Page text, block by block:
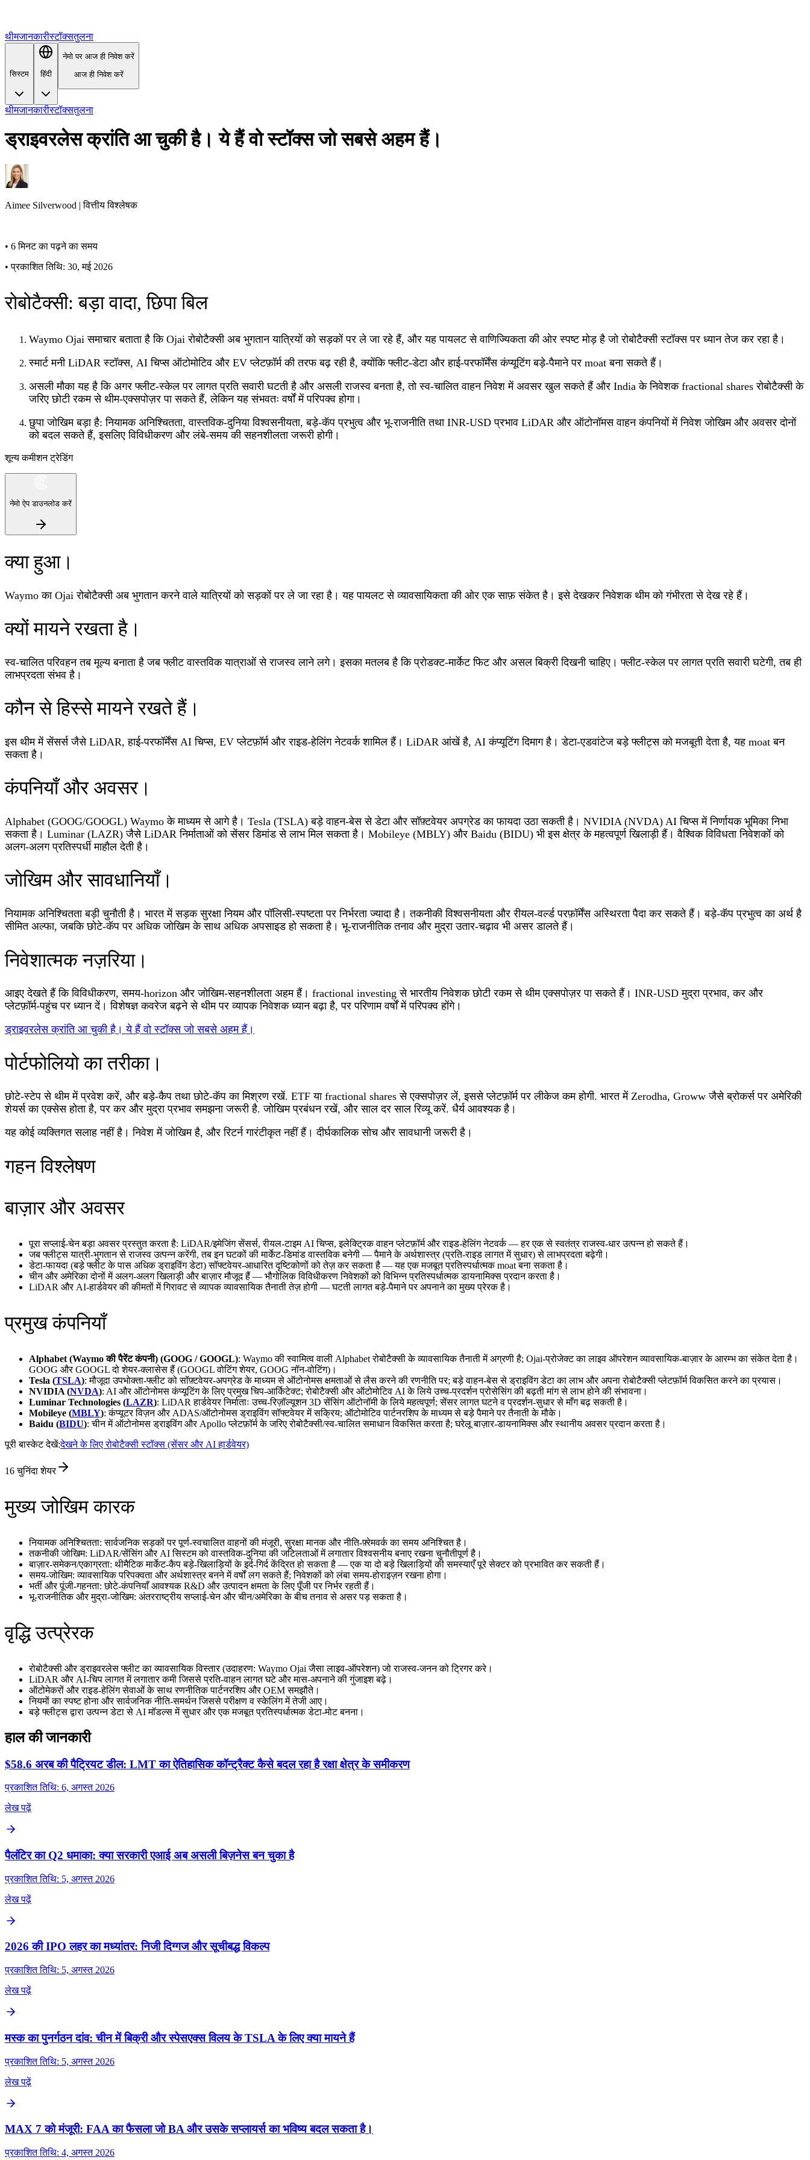
थीमजानकारीस्टॉक्सतुलना
सिस्टम हिंदी
नेमो पर आज ही निवेश करें
आज ही निवेश करें
थीमजानकारीस्टॉक्सतुलना
ड्राइवरलेस क्रांति आ चुकी है। ये हैं वो स्टॉक्स जो सबसे अहम हैं।
Aimee Silverwood |वित्तीय विश्लेषक
• 6 मिनट का पढ़ने का समय
• प्रकाशित तिथि: 30, मई 2026
रोबोटैक्सी: बड़ा वादा, छिपा बिल
Waymo Ojai समाचार बताता है कि Ojai रोबोटैक्सी अब भुगतान यात्रियों को सड़कों पर ले जा रहे हैं, और यह पायलट से वाणिज्यिकता की ओर स्पष्ट मोड़ है जो रोबोटैक्सी स्टॉक्स पर ध्यान तेज कर रहा है।
स्मार्ट मनी LiDAR स्टॉक्स, AI चिप्स ऑटोमोटिव और EV प्लेटफ़ॉर्म की तरफ बढ़ रही है, क्योंकि फ्लीट‑डेटा और हाई‑परफॉर्मेंस कंप्यूटिंग बड़े‑पैमाने पर moat बना सकते हैं।
असली मौका यह है कि अगर फ्लीट‑स्केल पर लागत प्रति सवारी घटती है और असली राजस्व बनता है, तो स्व‑चालित वाहन निवेश में अवसर खुल सकते हैं और India के निवेशक fractional shares रोबोटैक्सी के
जरिए छोटी रकम से थीम‑एक्सपोज़र पा सकते हैं, लेकिन यह संभवतः वर्षों में परिपक्व होगा।
छुपा जोखिम बड़ा है: नियामक अनिश्चितता, वास्तविक‑दुनिया विश्वसनीयता, बड़े‑कॅप प्रभुत्व और भू‑राजनीति तथा INR‑USD प्रभाव LiDAR और ऑटोनॉमस वाहन कंपनियों में निवेश जोखिम और अवसर दोनों
को बदल सकते हैं, इसलिए विविधीकरण और लंबे‑समय की सहनशीलता जरूरी होगी।
शून्य कमीशन ट्रेडिंग
नेमो ऐप डाउनलोड करें
क्या हुआ।
Waymo का Ojai रोबोटैक्सी अब भुगतान करने वाले यात्रियों को सड़कों पर ले जा रहा है। यह पायलट से व्यावसायिकता की ओर एक साफ़ संकेत है। इसे देखकर निवेशक थीम को गंभीरता से देख रहे हैं।
क्यों मायने रखता है।
स्व‑चालित परिवहन तब मूल्य बनाता है जब फ्लीट वास्तविक यात्राओं से राजस्व लाने लगे। इसका मतलब है कि प्रोडक्ट‑मार्केट फिट और असल बिक्री दिखनी चाहिए। फ्लीट‑स्केल पर लागत प्रति सवारी घटेगी, तब ही
लाभप्रदता संभव है।
कौन से हिस्से मायने रखते हैं।
इस थीम में सेंसर्स जैसे LiDAR, हाई‑परफॉर्मेंस AI चिप्स, EV प्लेटफ़ॉर्म और राइड‑हेलिंग नेटवर्क शामिल हैं। LiDAR आंखें है, AI कंप्यूटिंग दिमाग है। डेटा‑एडवांटेज बड़े फ्लीट्स को मजबूती देता है, यह moat बन
सकता है।
कंपनियाँ और अवसर।
Alphabet (GOOG/GOOGL) Waymo के माध्यम से आगे है। Tesla (TSLA) बड़े वाहन‑बेस से डेटा और सॉफ़्टवेयर अपग्रेड का फायदा उठा सकती है। NVIDIA (NVDA) AI चिप्स में निर्णायक भूमिका निभा
सकता है। Luminar (LAZR) जैसे LiDAR निर्माताओं को सेंसर डिमांड से लाभ मिल सकता है। Mobileye (MBLY) और Baidu (BIDU) भी इस क्षेत्र के महत्वपूर्ण खिलाड़ी हैं। वैश्विक विविधता निवेशकों को
अलग‑अलग प्रतिस्पर्धी माहौल देती है।
जोखिम और सावधानियाँ।
नियामक अनिश्चितता बड़ी चुनौती है। भारत में सड़क सुरक्षा नियम और पॉलिसी‑स्पष्टता पर निर्भरता ज्यादा है। तकनीकी विश्वसनीयता और रीयल‑वर्ल्ड परफ़ॉर्मेंस अस्थिरता पैदा कर सकते हैं। बड़े‑कॅप प्रभुत्व का अर्थ है
सीमित अल्फा, जबकि छोटे‑कॅप पर अधिक जोखिम के साथ अधिक अपसाइड हो सकता है। भू‑राजनीतिक तनाव और मुद्रा उतार‑चढ़ाव भी असर डालते हैं।
निवेशात्मक नज़रिया।
आइए देखते हैं कि विविधीकरण, समय‑horizon और जोखिम‑सहनशीलता अहम हैं। fractional investing से भारतीय निवेशक छोटी रकम से थीम एक्सपोज़र पा सकते हैं। INR‑USD मुद्रा प्रभाव, कर और
प्लेटफ़ॉर्म‑पहुंच पर ध्यान दें। विशेषज्ञ कवरेज बढ़ने से थीम पर व्यापक निवेशक ध्यान बढ़ा है, पर परिणाम वर्षों में परिपक्व होंगे।
ड्राइवरलेस क्रांति आ चुकी है। ये हैं वो स्टॉक्स जो सबसे अहम हैं।
पोर्टफोलियो का तरीका।
छोटे‑स्टेप से थीम में प्रवेश करें, और बड़े‑कैप तथा छोटे‑कॅप का मिश्रण रखें. ETF या fractional shares से एक्सपोज़र लें, इससे प्लेटफ़ॉर्म पर लीकेज कम होगी. भारत में Zerodha, Groww जैसे ब्रोकर्स पर अमेरिकी
शेयर्स का एक्सेस होता है, पर कर और मुद्रा प्रभाव समझना जरूरी है. जोखिम प्रबंधन रखें, और साल दर साल रिव्यू करें. धैर्य आवश्यक है।
यह कोई व्यक्तिगत सलाह नहीं है। निवेश में जोखिम है, और रिटर्न गारंटीकृत नहीं हैं। दीर्घकालिक सोच और सावधानी जरूरी है।
गहन विश्लेषण
बाज़ार और अवसर
पूरा सप्लाई‑चेन बड़ा अवसर प्रस्तुत करता है: LiDAR/इमेजिंग सेंसर्स, रीयल‑टाइम AI चिप्स, इलेक्ट्रिक वाहन प्लेटफ़ॉर्म और राइड‑हेलिंग नेटवर्क — हर एक से स्वतंत्र राजस्व‑धार उत्पन्न हो सकते हैं।
जब फ्लीट्स यात्री‑भुगतान से राजस्व उत्पन्न करेंगी, तब इन घटकों की मार्केट‑डिमांड वास्तविक बनेगी — पैमाने के अर्थशास्त्र (प्रति‑राइड लागत में सुधार) से लाभप्रदता बढ़ेगी।
डेटा‑फायदा (बड़े फ्लीट के पास अधिक ड्राइविंग डेटा) सॉफ्टवेयर‑आधारित दृष्टिकोणों को तेज़ कर सकता है — यह एक मजबूत प्रतिस्पर्धात्मक moat बना सकता है।
चीन और अमेरिका दोनों में अलग‑अलग खिलाड़ी और बाज़ार मौजूद हैं — भौगोलिक विविधीकरण निवेशकों को विभिन्न प्रतिस्पर्धात्मक डायनामिक्स प्रदान करता है।
LiDAR और AI‑हार्डवेयर की कीमतों में गिरावट से व्यापक व्यावसायिक तैनाती तेज़ होगी — घटती लागत बड़े‑पैमाने पर अपनाने का मुख्य प्रेरक है।
प्रमुख कंपनियाँ
Alphabet (Waymo की पैरेंट कंपनी) (GOOG / GOOGL): Waymo की स्वामित्व वाली Alphabet रोबोटैक्सी के व्यावसायिक तैनाती में अग्रणी है; Ojai‑प्रोजेक्ट का लाइव ऑपरेशन व्यावसायिक‑बाज़ार के आरम्भ का संकेत देता है।
GOOG और GOOGL दो शेयर‑क्लासेस हैं (GOOGL वोटिंग शेयर, GOOG नॉन‑वोटिंग)।
Tesla (TSLA): मौजूदा उपभोक्ता‑फ्लीट को सॉफ़्टवेयर‑अपग्रेड के माध्यम से ऑटोनोमस क्षमताओं से लैस करने की रणनीति पर; बड़े वाहन‑बेस से ड्राइविंग डेटा का लाभ और अपना रोबोटैक्सी प्लेटफ़ॉर्म विकसित करने का प्रयास।
NVIDIA (NVDA): AI और ऑटोनोमस कंप्यूटिंग के लिए प्रमुख चिप‑आर्किटेक्ट; रोबोटैक्सी और ऑटोमोटिव AI के लिये उच्च‑प्रदर्शन प्रोसेसिंग की बढ़ती मांग से लाभ होने की संभावना।
Luminar Technologies (LAZR): LiDAR हार्डवेयर निर्माताः उच्च‑रिज़ॉल्यूशन 3D सेंसिंग ऑटोनॉमी के लिये महत्वपूर्ण; सेंसर लागत घटने व प्रदर्शन‑सुधार से माँग बढ़ सकती है।
Mobileye (MBLY): कंप्यूटर विज़न और ADAS/ऑटोनोमस ड्राइविंग सॉफ्टवेयर में सक्रिय; ऑटोमोटिव पार्टनरशिप के माध्यम से बड़े पैमाने पर तैनाती के मौके।
Baidu (BIDU): चीन में ऑटोनोमस ड्राइविंग और Apollo प्लेटफ़ॉर्म के जरिए रोबोटैक्सी/स्व‑चालित समाधान विकसित करता है; घरेलू बाज़ार‑डायनामिक्स और स्थानीय अवसर प्रदान करता है।
पूरी बास्केट देखें:देखने के लिए रोबोटैक्सी स्टॉक्स (सेंसर और AI हार्डवेयर)
16 चुनिंदा शेयर
मुख्य जोखिम कारक
नियामक अनिश्चितता: सार्वजनिक सड़कों पर पूर्ण‑स्वचालित वाहनों की मंजूरी, सुरक्षा मानक और नीति‑फ़्रेमवर्क का समय अनिश्चित है।
तकनीकी जोखिम: LiDAR/सेंसिंग और AI सिस्टम को वास्तविक‑दुनिया की जटिलताओं में लगातार विश्वसनीय बनाए रखना चुनौतीपूर्ण है।
बाज़ार‑समेकन/एकाग्रता: थीमैटिक मार्केट‑कैप बड़े‑खिलाड़ियों के इर्द‑गिर्द केंद्रित हो सकता है — एक या दो बड़े खिलाड़ियों की समस्याएँ पूरे सेक्टर को प्रभावित कर सकती हैं।
समय‑जोखिम: व्यावसायिक परिपक्वता और अर्थशास्त्र बनने में वर्षों लग सकते हैं; निवेशकों को लंबा समय‑होराइज़न रखना होगा।
भर्ती और पूंजी‑गहनता: छोटे‑कंपनियाँ आवश्यक R&D और उत्पादन क्षमता के लिए पूँजी पर निर्भर रहती हैं।
भू‑राजनीतिक और मुद्रा‑जोखिम: अंतरराष्ट्रीय सप्लाई‑चेन और चीन/अमेरिका के बीच तनाव से असर पड़ सकता है।
वृद्धि उत्प्रेरक
रोबोटैक्सी और ड्राइवरलेस फ्लीट का व्यावसायिक विस्तार (उदाहरण: Waymo Ojai जैसा लाइव‑ऑपरेशन) जो राजस्व‑जनन को ट्रिगर करे।
LiDAR और AI‑चिप लागत में लगातार कमी जिससे प्रति‑वाहन लागत घटे और मास‑अपनाने की गुंजाइश बढ़े।
ऑटोमेकरों और राइड‑हेलिंग सेवाओं के साथ रणनीतिक पार्टनरशिप और OEM समझौते।
नियमों का स्पष्ट होना और सार्वजनिक नीति‑समर्थन जिससे परीक्षण व स्केलिंग में तेजी आए।
बड़े फ्लीट्स द्वारा उत्पन्न डेटा से AI मॉडल्स में सुधार और एक मजबूत प्रतिस्पर्धात्मक डेटा‑मोट बनना।
हाल की जानकारी
$58.6 अरब की पैट्रियट डील: LMT का ऐतिहासिक कॉन्ट्रैक्ट कैसे बदल रहा है रक्षा क्षेत्र के समीकरण
प्रकाशित तिथि: 6, अगस्त 2026
लेख पढ़ें
पैलंटिर का Q2 धमाका: क्या सरकारी एआई अब असली बिज़नेस बन चुका है
प्रकाशित तिथि: 5, अगस्त 2026
लेख पढ़ें
2026 की IPO लहर का मध्यांतर: निजी दिग्गज और सूचीबद्ध विकल्प
प्रकाशित तिथि: 5, अगस्त 2026
लेख पढ़ें
मस्क का पुनर्गठन दांव: चीन में बिक्री और स्पेसएक्स विलय के TSLA के लिए क्या मायने हैं
प्रकाशित तिथि: 5, अगस्त 2026
लेख पढ़ें
MAX 7 को मंजूरी: FAA का फैसला जो BA और उसके सप्लायर्स का भविष्य बदल सकता है।
प्रकाशित तिथि: 4, अगस्त 2026